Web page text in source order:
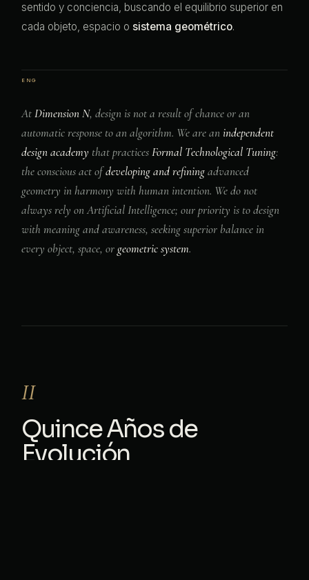
sentido y conciencia, buscando el equilibrio superior en
cada objeto, espacio o sistema geométrico.
AtDimension N, design is not a result of chance or an
automatic response to an algorithm. We are anindependent
design academy that practicesFormal Technological Tuning:
the conscious act ofdeveloping and refiningadvanced
geometry in harmony with human intention. We do not
always rely on Artificial Intelligence; our priority is to design
with meaning and awareness, seeking superior balance in
every object, space, orgeometric system.
II
Quince Años de
Evolución